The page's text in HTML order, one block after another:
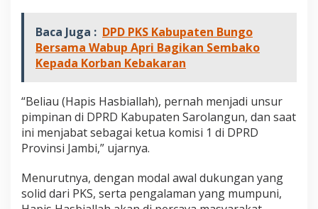
Baca Juga : DPD PKS Kabupaten Bungo
Bersama Wabup Apri Bagikan Sembako
Kepada Korban Kebakaran
“Beliau (Hapis Hasbiallah), pernah menjadi unsur
pimpinan di DPRD Kabupaten Sarolangun, dan saat
ini menjabat sebagai ketua komisi 1 di DPRD
Provinsi Jambi,” ujarnya.
Menurutnya, dengan modal awal dukungan yang
solid dari PKS, serta pengalaman yang mumpuni,